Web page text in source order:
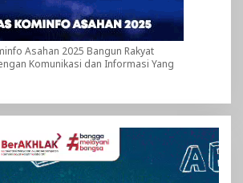
Asahan 2025 Bangun Rakyat
Komunikasi dan Informasi Yang